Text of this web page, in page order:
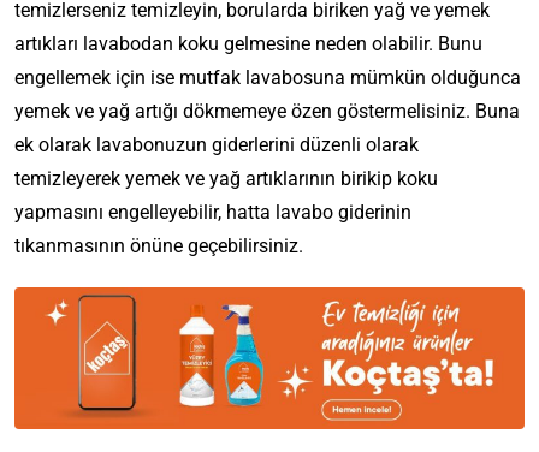
temizlerseniz temizleyin, borularda biriken yağ ve yemek
artıkları lavabodan koku gelmesine neden olabilir. Bunu
engellemek için ise mutfak lavabosuna mümkün olduğunca
yemek ve yağ artığı dökmemeye özen göstermelisiniz. Buna
ek olarak lavabonuzun giderlerini düzenli olarak
temizleyerek yemek ve yağ artıklarının birikip koku
yapmasını engelleyebilir, hatta lavabo giderinin
tıkanmasının önüne geçebilirsiniz.